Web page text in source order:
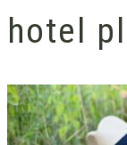
hotel